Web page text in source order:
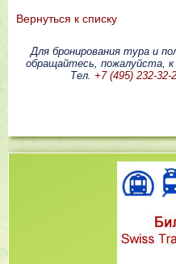
Вернутьcя к списку
Для бронирования тура и
обращайтесь, пожалуйста,
Тел. +7 (495) 232-32-